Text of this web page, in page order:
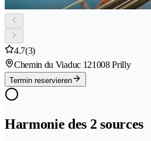
4.7(3)
Chemin du Viaduc 121008 Prilly
Termin reservieren
Harmonie des 2 sources